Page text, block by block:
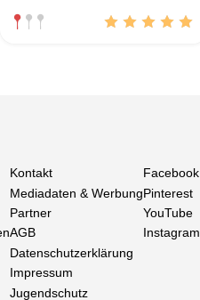
Kontakt
Mediadaten & Werbung
Partner
AGB
Datenschutzerklärung
Impressum
Jugendschutz
Facebook
Pinterest
YouTube
Instagram